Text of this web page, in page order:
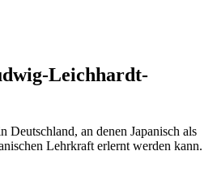
Leichhardt-
Deutschland, an denen Japanisch als
Lehrkraft erlernt werden kann.